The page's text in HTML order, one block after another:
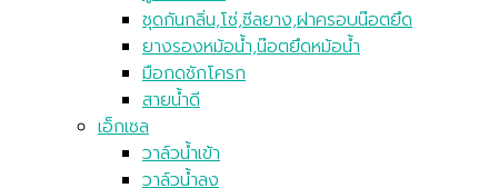
ชุดกันกลิ่น,โซ่,ซีลยาง,ฝาครอบน๊อตยึด
ยางรองหม้อน้ำ,น๊อตยึดหม้อน้ำ
มือกดชักโครก
สายน้ำดี
เอ็กเซล
วาล์วน้ำเข้า
วาล์วน้ำลง